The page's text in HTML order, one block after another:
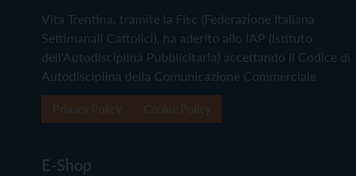
Vita Trentina, tramite la Fisc (Federazione Italiana
Settimanali Cattolici), ha aderito allo IAP (Istituto
dell'Autodisciplina Pubblicitaria) accettando il Codice di
Autodisciplina della Comunicazione Commerciale
E-Shop